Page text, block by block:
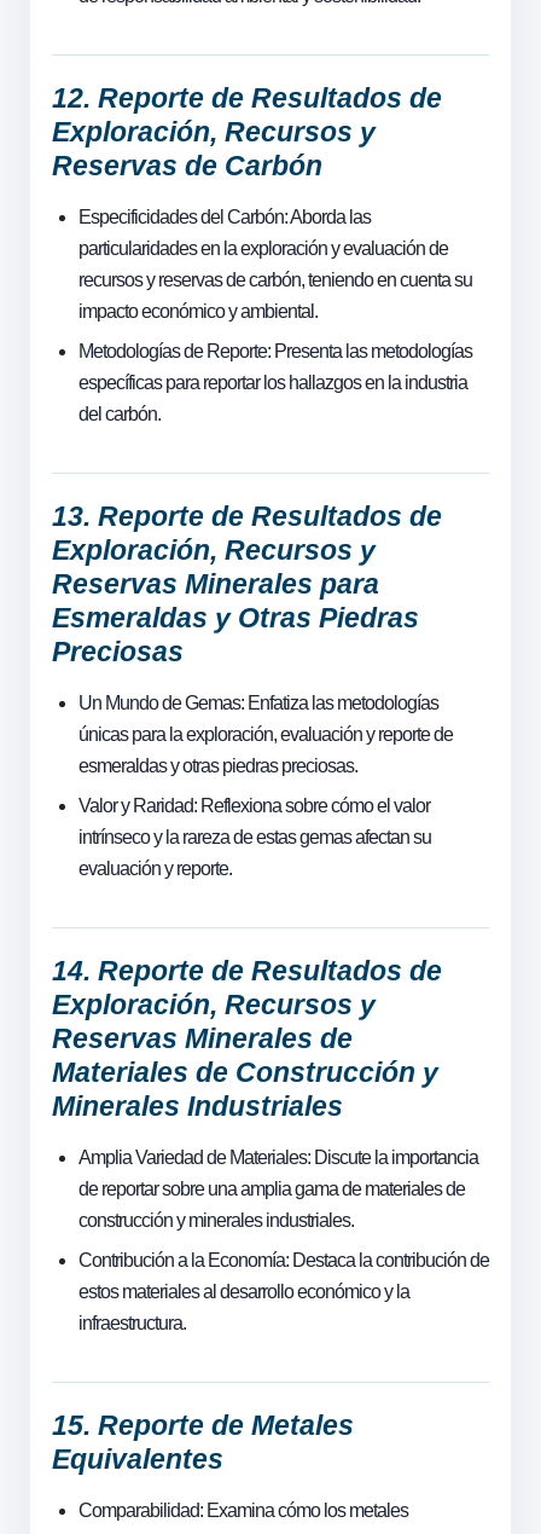
12. Reporte de Resultados de
Exploración, Recursos y
Reservas de Carbón
Especificidades del Carbón: Aborda las
particularidades en la exploración y evaluación de
recursos y reservas de carbón, teniendo en cuenta su
impacto económico y ambiental.
Metodologías de Reporte: Presenta las metodologías
específicas para reportar los hallazgos en la industria
del carbón.
13. Reporte de Resultados de
Exploración, Recursos y
Reservas Minerales para
Esmeraldas y Otras Piedras
Preciosas
Un Mundo de Gemas: Enfatiza las metodologías
únicas para la exploración, evaluación y reporte de
esmeraldas y otras piedras preciosas.
Valor y Raridad: Reflexiona sobre cómo el valor
intrínseco y la rareza de estas gemas afectan su
evaluación y reporte.
14. Reporte de Resultados de
Exploración, Recursos y
Reservas Minerales de
Materiales de Construcción y
Minerales Industriales
Amplia Variedad de Materiales: Discute la importancia
de reportar sobre una amplia gama de materiales de
construcción y minerales industriales.
Contribución a la Economía: Destaca la contribución de
estos materiales al desarrollo económico y la
infraestructura.
15. Reporte de Metales
Equivalentes
Comparabilidad: Examina cómo los metales